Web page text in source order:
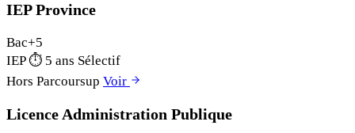
IEP Province
Bac+5
IEP ⏱ 5 ans Sélectif
Hors Parcoursup Voir
Licence Administration Publique